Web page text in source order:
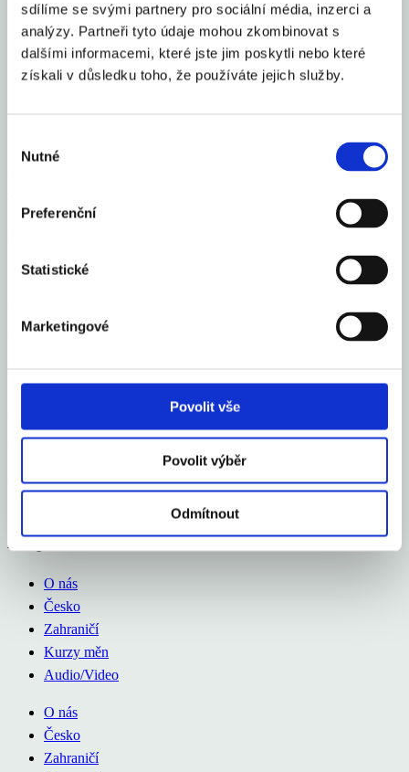
sdílíme se svými partnery pro sociální média, inzerci a
analýzy. Partneři tyto údaje mohou zkombinovat s
dalšími informacemi, které jste jim poskytli nebo které
získali v důsledku toho, že používáte jejich služby.
souhlasu
Nutné
Preferenční
Statistické
Marketingové
Povolit vše
Povolit výběr
Odmítnout
Česko se zařadilo mezi 16 elitních světových gastro
% více než v roce 2024
Průměrná inflace v roce 2025 na 2,5 %, letos okolo
2 %
Celý článek
Aexport.cz
O nás
Česko
Zahraničí
Kurzy měn
Audio/Video
O nás
Česko
Zahraničí